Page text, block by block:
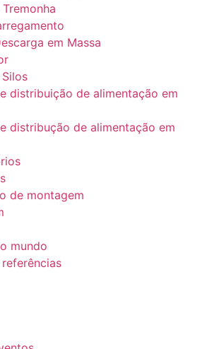
em Massa
distribuição de alimentação em
distribução de alimentação em
de montagem
mundo